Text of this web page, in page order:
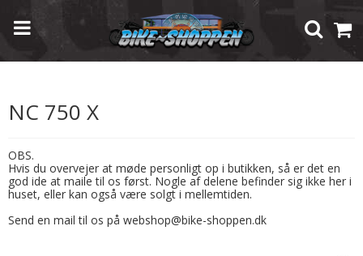
NC 750 X
OBS.
Hvis du overvejer at møde personligt op i butikken, så er det en
god ide at maile til os først. Nogle af delene befinder sig ikke her i
huset, eller kan også være solgt i mellemtiden.
Send en mail til os på webshop@bike-shoppen.dk